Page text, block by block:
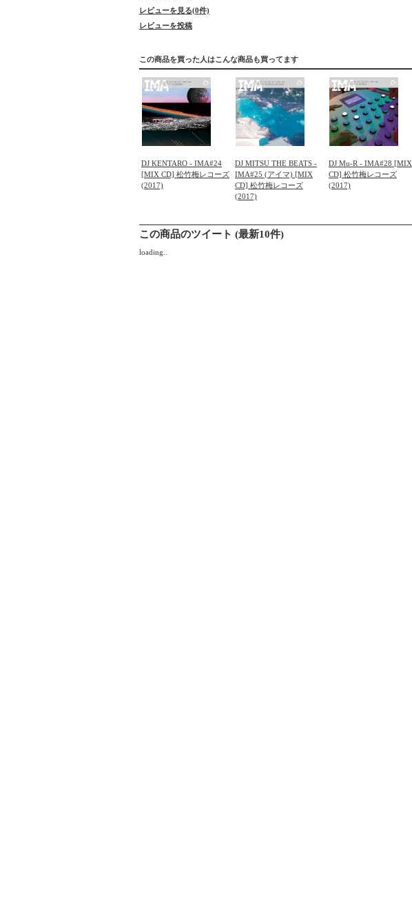
レビューを見る(0件)
レビューを投稿
この商品を買った人はこんな商品も買ってます
DJ KENTARO - IMA#24
[MIX CD] 松竹梅レコーズ
(2017)
DJ MITSU THE BEATS -
IMA#25 (アイマ) [MIX
CD] 松竹梅レコーズ
(2017)
DJ Mu-R - IMA#28 [MIX
CD] 松竹梅レコーズ
(2017)
この商品のツイート (最新10件)
loading..